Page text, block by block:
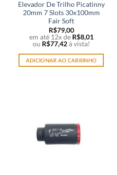
Elevador De Trilho Picatinny
20mm 7 Slots 30x100mm
Fair Soft
R$79,00
em até 12x de R$8,01
ou R$77,42 à vista!
ADICIONAR AO CARRINHO